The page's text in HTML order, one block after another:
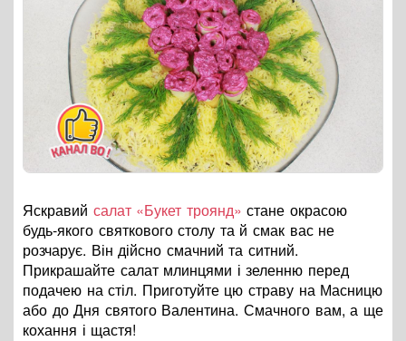
Яскравий салат «Букет троянд» стане окрасою
будь-якого святкового столу та й смак вас не
розчарує. Він дійсно смачний та ситний.
Прикрашайте салат млинцями і зеленню перед
подачею на стіл. Приготуйте цю страву на Масницю
або до Дня святого Валентина. Смачного вам, а ще
кохання і щастя!